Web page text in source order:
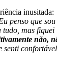
inusitada:
penso que
mas fiquei
não,
senti